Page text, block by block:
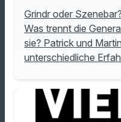
Grindr oder
Was trennt die
sie? Patrick und
unterschiedliche